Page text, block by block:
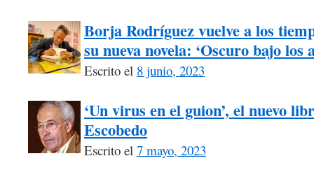
Borja Rodríguez vuelve a los
su nueva novela: ‘Oscuro bajo los
Escrito el 8 junio, 2023
‘Un virus en el guion’, el nuevo
Escobedo
Escrito el 7 mayo, 2023